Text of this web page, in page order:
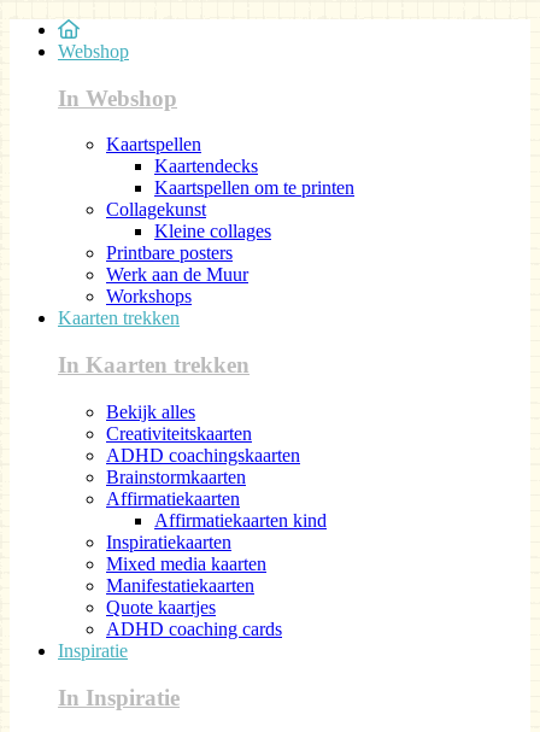
Webshop
In Webshop
Kaartspellen
Kaartendecks
Kaartspellen om te printen
Collagekunst
Kleine collages
Printbare posters
Werk aan de Muur
Workshops
Kaarten trekken
In Kaarten trekken
Bekijk alles
Creativiteitskaarten
ADHD coachingskaarten
Brainstormkaarten
Affirmatiekaarten
Affirmatiekaarten kind
Inspiratiekaarten
Mixed media kaarten
Manifestatiekaarten
Quote kaartjes
ADHD coaching cards
Inspiratie
In Inspiratie